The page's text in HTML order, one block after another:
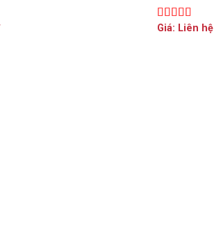
Được xếp
Giá: Liên hệ